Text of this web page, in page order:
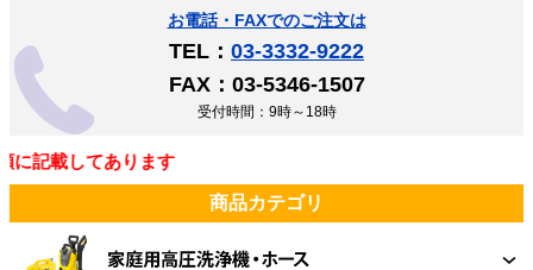
お電話・FAXでのご注文は
TEL： 03-3332-9222
FAX：03-5346-1507
受付時間：9時～18時
記載してあります
商品カテゴリ